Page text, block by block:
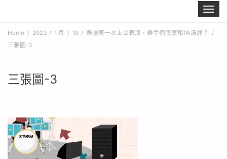
Toggle
Home 2023 1 月 19
樂團第一次上台表演，樂手們怎麼和PA溝通？
三張圖-3
三張圖-3